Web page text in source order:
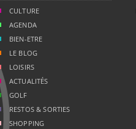
CULTURE
AGENDA
BIEN-ETRE
LE BLOG
LOISIRS
ACTUALITÉS
GOLF
RESTOS & SORTIES
SHOPPING